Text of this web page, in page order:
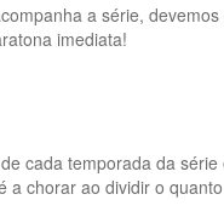
a série,
imediata!
cada temporada da
chorar ao dividir o